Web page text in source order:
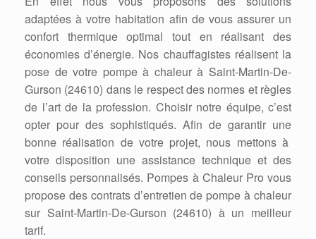
adaptées à votre habitation afin de vous assurer un
confort thermique optimal tout en réalisant des
économies d’énergie. Nos chauffagistes réalisent la
pose de votre pompe à chaleur à Saint-Martin-De-
Gurson (24610) dans le respect des normes et règles
de l’art de la profession. Choisir notre équipe, c’est
opter pour des sophistiqués. Afin de garantir une
bonne réalisation de votre projet, nous mettons à
votre disposition une assistance technique et des
conseils personnalisés. Pompes à Chaleur Pro vous
propose des contrats d’entretien de pompe à chaleur
sur Saint-Martin-De-Gurson (24610) à un meilleur
tarif.